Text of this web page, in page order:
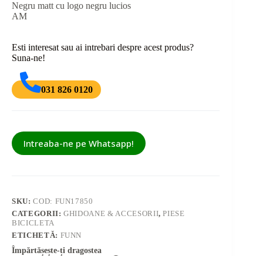
Negru matt cu logo negru lucios
AM
Esti interesat sau ai intrebari despre acest produs?
Suna-ne!
031 826 0120
Intreaba-ne pe Whatsapp!
SKU:COD: FUN17850
CATEGORII:GHIDOANE & ACCESORII,PIESE
BICICLETA
ETICHETĂ: FUNN
Împărtășește-ți dragostea